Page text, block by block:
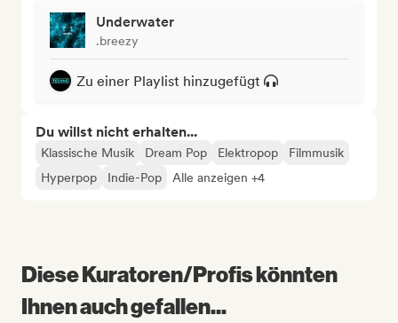
Underwater
.breezy
Zu einer Playlist hinzugefügt
Du willst nicht erhalten...
Klassische Musik Dream Pop Elektropop
Filmmusik
Hyperpop
Indie-Pop Alle anzeigen +4
Diese Kuratoren/Profis könnten
Ihnen auch gefallen...